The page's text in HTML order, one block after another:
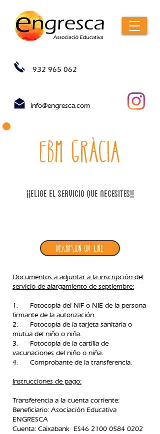
932 965 062
info@engresca.com
EBM gràcia
¡¡Elige el servicio que necesites!!
Inscripción ON-LINE
Documentos a adjuntar a la inscripción del
servicio de alargamiento de septiembre:
1. Fotocopia del NIF o NIE de la persona
firmante de la autorización.
2. Fotocopia de la tarjeta sanitaria o
mutua del niño o niña.
3. Fotocopia de la cartilla de
vacunaciones del niño o niña.
4. Comprobante de la transferencia.​
Instrucciones de pago:
Transferencia a la cuenta corriente:
Beneficiario: Asociación Educativa
ENGRESCA
Cuenta: Caixabank ES46 2100 0584 0202